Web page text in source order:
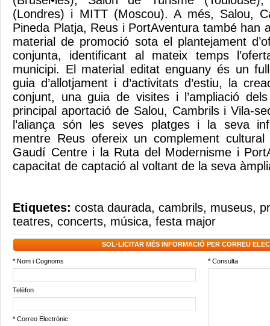
(Londres) i MITT (Moscou). A més, Salou,
Pineda Platja, Reus i PortAventura també han
material de promoció sota el plantejament
conjunta, identificant al mateix temps
municipi. El material editat enguany és un
guia d’allotjament i d’activitats d’estiu, la
conjunt, una guia de visites i l’ampliació
principal aportació de Salou, Cambrils i Vila-
l’aliança són les seves platges i la seva
mentre Reus ofereix un complement
Gaudí Centre i la Ruta del Modernisme i
capacitat de captació al voltant de la seva
Etiquetes: costa daurada, cambrils, museus,
teatres, concerts, música, festa major
SOL·LICITAR MÉS INFORMACIÓ PER CORREU
* Nom i Cognoms * Consulta
Telèfon
* Correo Electrònic